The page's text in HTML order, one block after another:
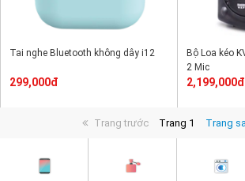
Tai nghe Bluetooth không dây i12
299,000đ
Bộ Loa kéo
2 Mic
2,199,000đ
Trang trước Trang 1 Trang